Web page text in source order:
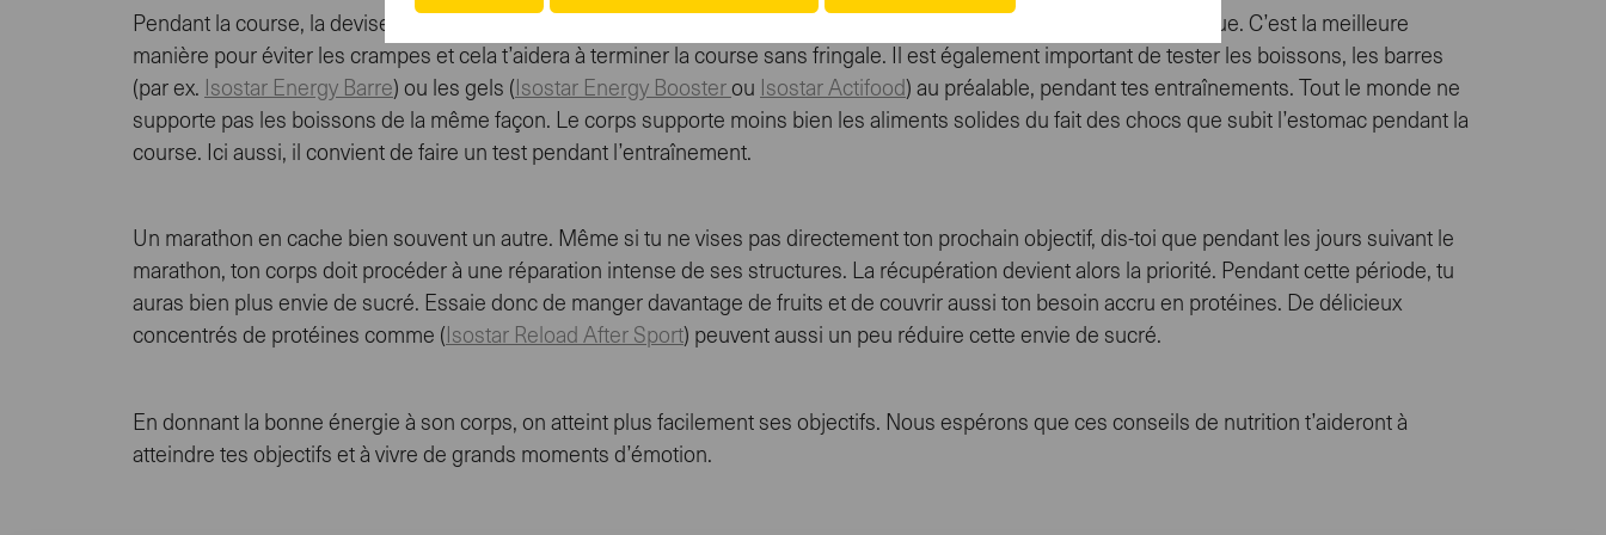
Pendant la course, la devise est la suivante: s’arrêter à tous les postes de ravitaillement, y compris lorsque c’est la cohue. C’est la meilleure
manière pour éviter les crampes et cela t’aidera à terminer la course sans fringale. Il est également important de tester les boissons, les barres
(par ex.
Isostar Energy Barre) ou les gels ( Isostar Energy Booster ou Isostar Actifood) au préalable, pendant tes entraînements. Tout le monde ne
supporte pas les boissons de la même façon. Le corps supporte moins bien les aliments solides du fait des chocs que subit l’estomac pendant la
course. Ici aussi, il convient de faire un test pendant l’entraînement.
Un marathon en cache bien souvent un autre. Même si tu ne vises pas directement ton prochain objectif, dis-toi que pendant les jours suivant le
marathon, ton corps doit procéder à une réparation intense de ses structures. La récupération devient alors la priorité. Pendant cette période, tu
auras bien plus envie de sucré. Essaie donc de manger davantage de fruits et de couvrir aussi ton besoin accru en protéines. De délicieux
concentrés de protéines comme ( Isostar Reload After Sport) peuvent aussi un peu réduire cette envie de sucré.
En donnant la bonne énergie à son corps, on atteint plus facilement ses objectifs. Nous espérons que ces conseils de nutrition t’aideront à
atteindre tes objectifs et à vivre de grands moments d’émotion.